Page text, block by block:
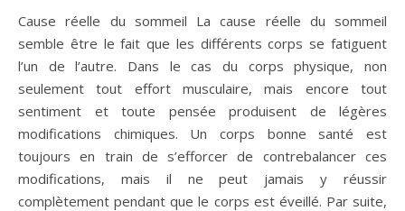
Cause réelle du sommeil La cause réelle du sommeil
semble être le fait que les différents corps se fatiguent
l’un de l’autre. Dans le cas du corps physique, non
seulement tout effort musculaire, mais encore tout
sentiment et toute pensée produisent de légères
modifications chimiques. Un corps bonne santé est
toujours en train de s’efforcer de contrebalancer ces
modifications, mais il ne peut jamais y réussir
complètement pendant que le corps est éveillé. Par suite,